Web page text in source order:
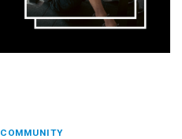
COMMUNITY